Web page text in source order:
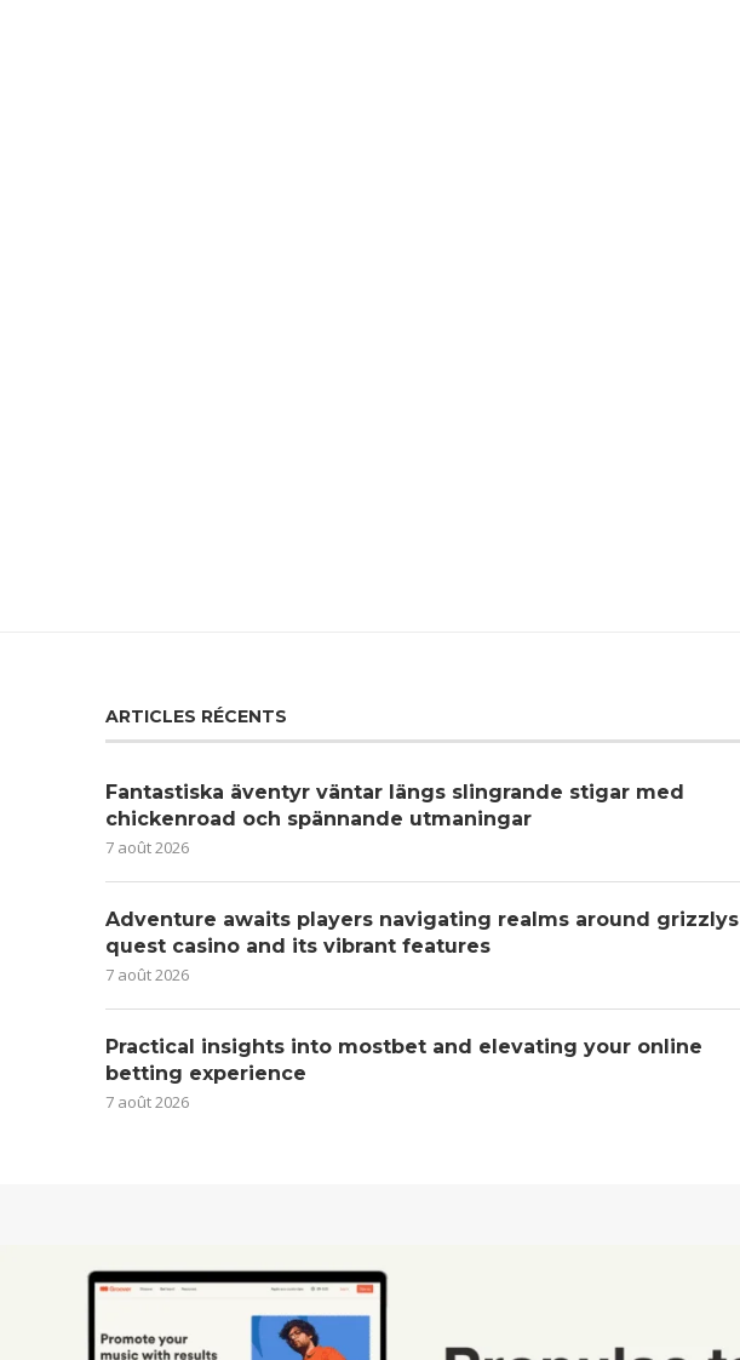
ARTICLES RÉCENTS
Fantastiska äventyr väntar längs slingrande stigar med
chickenroad och spännande utmaningar
7 août 2026
Adventure awaits players navigating realms around grizzlys
quest casino and its vibrant features
7 août 2026
Practical insights into mostbet and elevating your online
betting experience
7 août 2026